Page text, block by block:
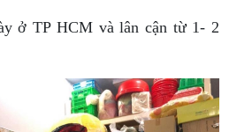
ở TP HCM và lân cận từ 1- 2